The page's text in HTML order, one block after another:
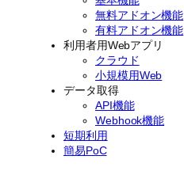
無料アドオン機能
有料アドオン機能
利用者用Webアプリ
クラウド
小規模用Web
データ取得
API機能
Webhook機能
短期利用
簡易PoC